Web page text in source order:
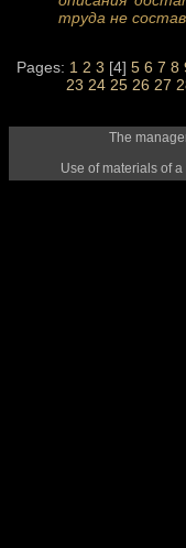
труда не
Pages: 1 2 3 [4] 5 6 7 8
23 24 25 26 27
The
Use of materials of